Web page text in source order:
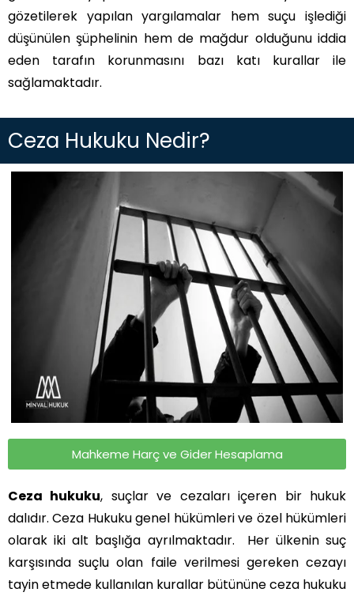
gözetilerek yapılan yargılamalar hem suçu işlediği
düşünülen şüphelinin hem de mağdur olduğunu iddia
eden tarafın korunmasını bazı katı kurallar ile
sağlamaktadır.
Ceza Hukuku Nedir?
Mahkeme Harç ve Gider Hesaplama
Ceza hukuku, suçlar ve cezaları içeren bir hukuk
dalıdır. Ceza Hukuku genel hükümleri ve özel hükümleri
olarak iki alt başlığa ayrılmaktadır. Her ülkenin suç
karşısında suçlu olan faile verilmesi gereken cezayı
tayin etmede kullanılan kurallar bütününe ceza hukuku